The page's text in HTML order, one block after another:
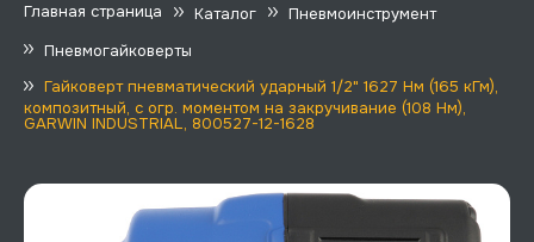
Главная страница Каталог
Пневмоинструмент
Пневмогайковерты
Гайковерт пневматический ударный 1/2" 1627 Нм (165 кГм),
композитный, с огр. моментом на закручивание (108 Нм),
GARWIN INDUSTRIAL, 800527-12-1628